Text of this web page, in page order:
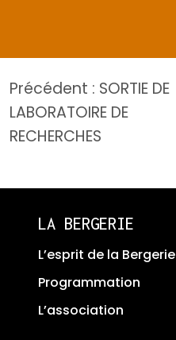
Navigation
de
l’article
Précédent : SORTIE DE
LABORATOIRE DE
RECHERCHES
LA BERGERIE
L’esprit de la Bergerie
Programmation
L’association